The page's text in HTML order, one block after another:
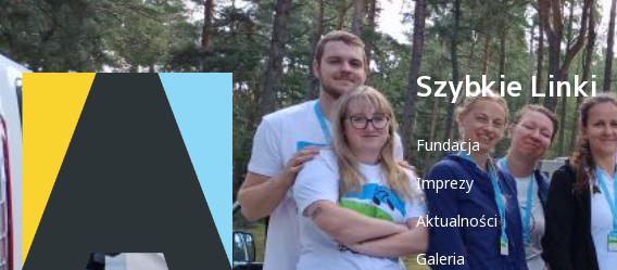
Szybkie Linki
Fundacja
Imprezy
Aktualności
Galeria